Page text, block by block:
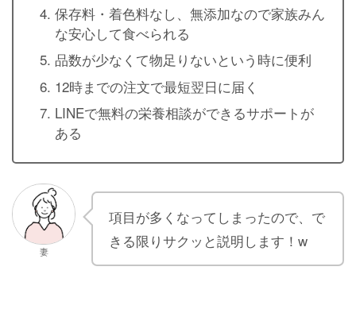
保存料・着色料なし、無添加なので家族みん
な安心して食べられる
品数が少なくて物足りないという時に便利
12時までの注文で最短翌日に届く
LINEで無料の栄養相談ができるサポートが
ある
妻
項目が多くなってしまったので、で
きる限りサクッと説明します！w